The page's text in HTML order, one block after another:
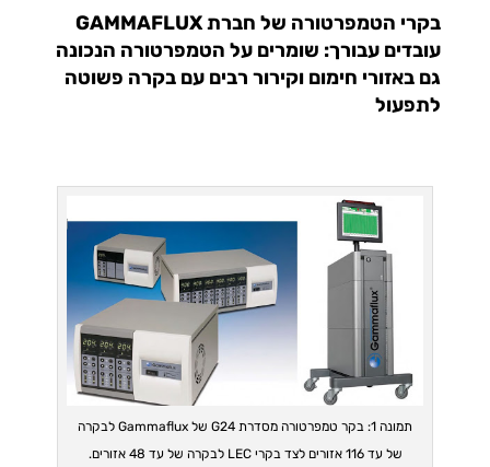
בקרי הטמפרטורה של חברת GAMMAFLUX
עובדים עבורך: שומרים על הטמפרטורה הנכונה
גם באזורי חימום וקירור רבים עם בקרה פשוטה
לתפעול
תמונה 1: בקר טמפרטורה מסדרת G24 של Gammaflux לבקרה
של עד 116 אזורים לצד בקרי LEC לבקרה של עד 48 אזורים.